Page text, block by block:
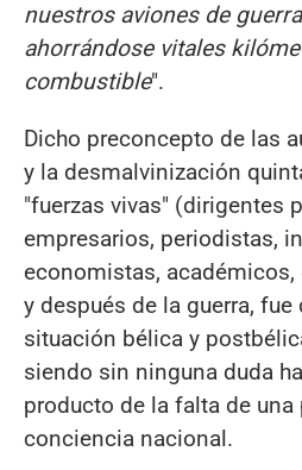
nuestros aviones de
ahorrándose vitales
combustible".
Dicho preconcepto de las
y la desmalvinización
"fuerzas vivas" (dirigentes
empresarios, periodistas,
economistas, académicos,
y después de la guerra,
situación bélica y
siendo sin ninguna duda
producto de la falta de
conciencia nacional.